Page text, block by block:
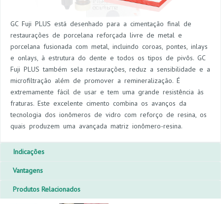
GC Fuji PLUS está desenhado para a cimentação final de
restaurações de porcelana reforçada livre de metal e
porcelana fusionada com metal, incluindo coroas, pontes, inlays
e onlays, à estrutura do dente e todos os tipos de pivôs. GC
Fuji PLUS também sela restaurações, reduz a sensibilidade e a
microfiltração além de promover a remineralização. É
extremamente fácil de usar e tem uma grande resistência às
fraturas. Este excelente cimento combina os avanços da
tecnologia dos ionômeros de vidro com reforço de resina, os
quais produzem uma avançada matriz ionômero-resina.
Indicações
Vantagens
Produtos Relacionados